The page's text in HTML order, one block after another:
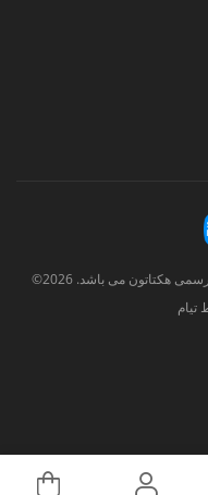
هکتاتون می باشد. 2026©
تیام